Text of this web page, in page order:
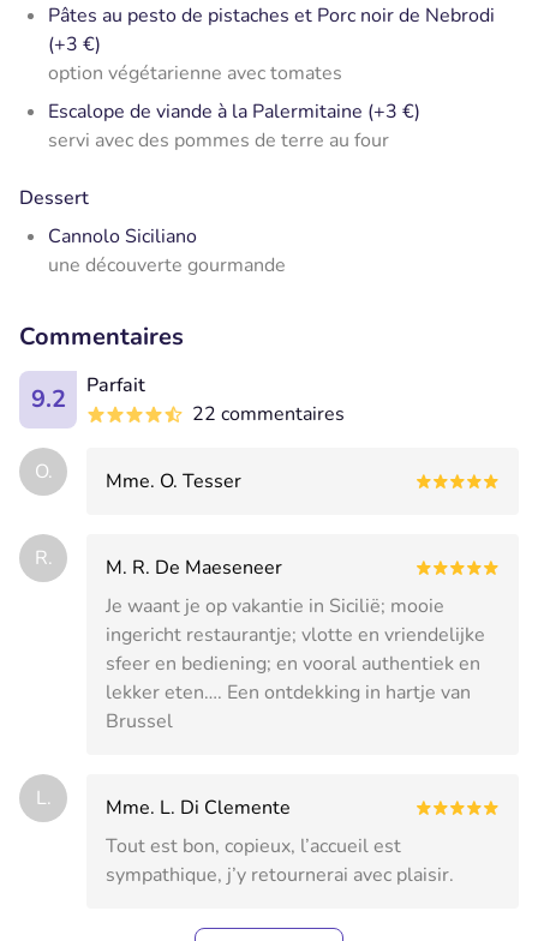
Pâtes au pesto de pistaches et Porc noir de Nebrodi
(+3 €)
option végétarienne avec tomates
Escalope de viande à la Palermitaine (+3 €)
servi avec des pommes de terre au four
Dessert
Cannolo Siciliano
une découverte gourmande
Commentaires
9.2
Parfait
22 commentaires
O. Mme. O. Tesser
R.
M. R. De Maeseneer
Je waant je op vakantie in Sicilië; mooie
ingericht restaurantje; vlotte en vriendelijke
sfeer en bediening; en vooral authentiek en
lekker eten…. Een ontdekking in hartje van
Brussel
L.
Mme. L. Di Clemente
Tout est bon, copieux, l’accueil est
sympathique, j’y retournerai avec plaisir.